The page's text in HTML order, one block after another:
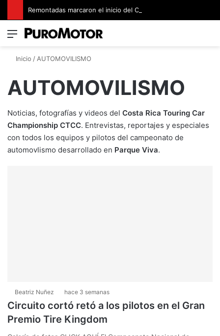
Menú
Inicio /AUTOMOVILISMO
AUTOMOVILISMO
Noticias, fotografías y videos del Costa Rica Touring Car
Championship CTCC. Entrevistas, reportajes y especiales
con todos los equipos y pilotos del campeonato de
automovlismo desarrollado en Parque Viva.
Beatriz Nuñez hace 3 semanas
Circuito cortó retó a los pilotos en el Gran
Premio Tire Kingdom